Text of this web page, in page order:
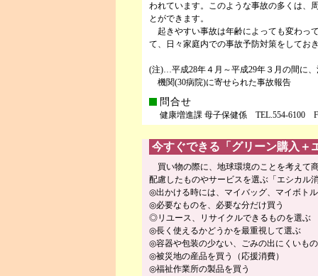
われています。このような事故の多くは、
とができます。
起きやすい事故は年齢によっても変わっ
て、日々家庭内での事故予防対策をしてお
(注)…平成28年４月～平成29年３月の間に
機関(30病院)に寄せられた事故報告
問合せ
健康増進課 母子保健係 TEL.554-6100
今すぐできる「グリーン購入＋
買い物の際に、地球環境のことを考えて
配慮したものやサービスを選ぶ「エシカル
◎出かける時には、マイバッグ、マイボト
◎必要なものを、必要な分だけ買う
◎リユース、リサイクルできるものを選ぶ
◎長く使えるかどうかを最重視して選ぶ
◎容器や包装の少ない、ごみの出にくいも
◎被災地の産品を買う（応援消費）
◎福祉作業所の製品を買う